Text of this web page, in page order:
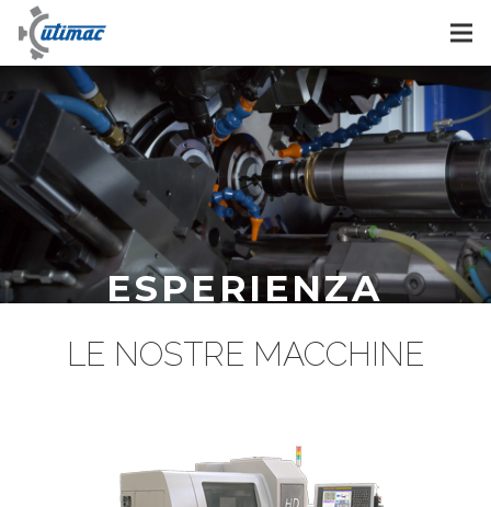
ESPERIENZA
LE NOSTRE MACCHINE